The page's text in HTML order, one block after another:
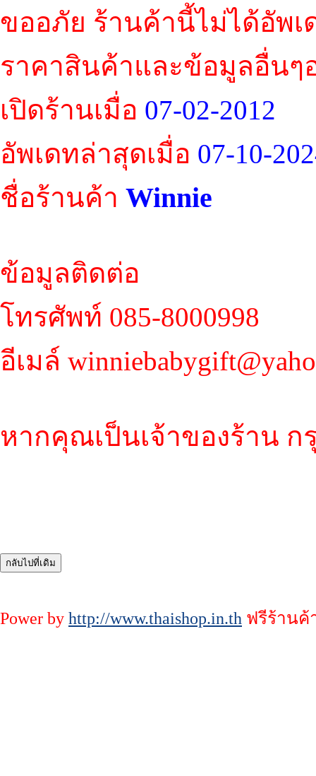
ขออภัย ร้านค้านี้ไม่ได้อัพเ
ราคาสินค้าและข้อมูลอื่นๆ
เปิดร้านเมื่อ 07-02-2012
อัพเดทล่าสุดเมื่อ 07-10-
ชื่อร้านค้า Winnie
ข้อมูลติดต่อ
โทรศัพท์ 085-8000998
อีเมล์
หากคุณเป็นเจ้าของร้าน
Power by http://www.thaishop.in.th ฟรีร้านค้